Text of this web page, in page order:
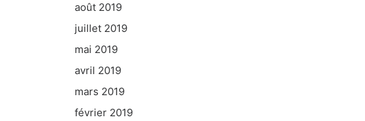
août 2019
juillet 2019
mai 2019
avril 2019
mars 2019
février 2019